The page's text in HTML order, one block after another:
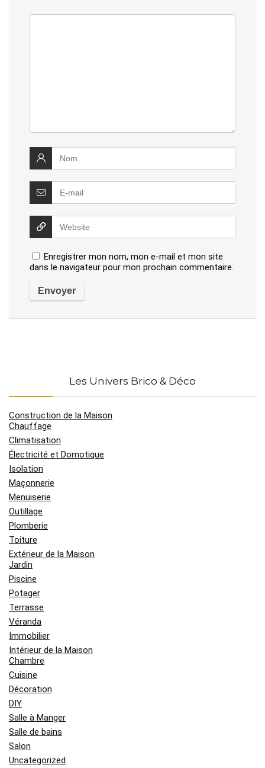
Enregistrer mon nom, mon e-mail et mon site
dans le navigateur pour mon prochain commentaire.
Les Univers Brico & Déco
Construction de la Maison
Chauffage
Climatisation
Électricité et Domotique
Isolation
Maçonnerie
Menuiserie
Outillage
Plomberie
Toiture
Extérieur de la Maison
Jardin
Piscine
Potager
Terrasse
Véranda
Immobilier
Intérieur de la Maison
Chambre
Cuisine
Décoration
DIY
Salle à Manger
Salle de bains
Salon
Uncategorized